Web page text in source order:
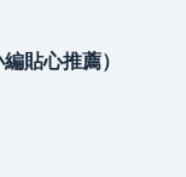
貼心推薦）